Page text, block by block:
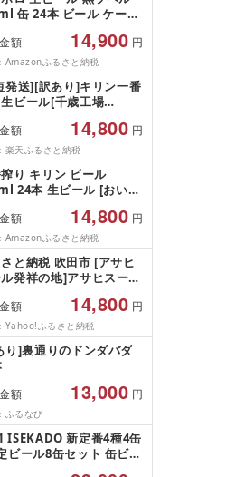
缶ビール ギフト 茨城
谷市 高評価★4.67
缶 24本 ビール ケース
ン実施中!]
額 14,900 円
Amazonふるさと納税
発送][訳あり]キリン一番
ビール[千歳工場
ース24本)北海道 ふる
税 ビール お酒 ケース
酒 ビール ギフト 美味
訳あり 麒麟 KIRIN
額 14,800 円
楽天ふるさと納税
り キリン ビール
24本 生ビール [おいし
額 14,800 円
Amazonふるさと納税
と納税 吹田市 [アサヒ
発祥の地]アサヒスーパ
え
額 14,800 円
Yahoo!ふるさと納税
り]裏通りのドンダバダ
額 13,000 円
ふるなび
ISEKADO 新定番4種4缶
ビール8缶セット 缶ビー